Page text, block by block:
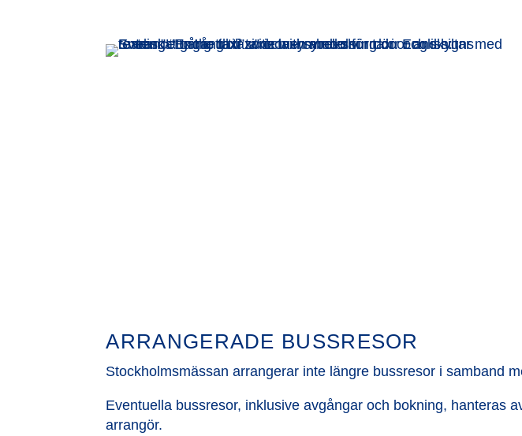
ARRANGERADE BUSSRESOR
Stockholmsmässan arrangerar inte längre bussresor i samband
Eventuella bussresor, inklusive avgångar och bokning, hanteras
arrangör.